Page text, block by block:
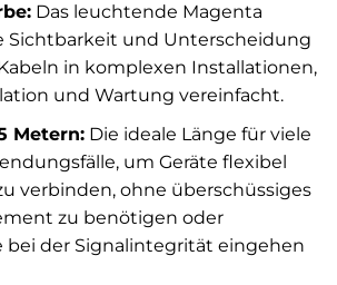
Das leuchtende Magenta
Sichtbarkeit und Unterscheidung
in komplexen Installationen,
und Wartung vereinfacht.
Metern:Die ideale Länge für viele
um Geräte flexibel
verbinden, ohne überschüssiges
zu benötigen oder
bei der Signalintegrität eingehen